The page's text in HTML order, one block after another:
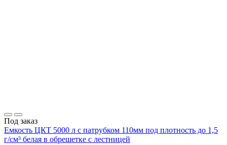
Под заказ
Емкость ЦКТ 5000 л с патрубком 110мм под плотность до 1,5
г/см³ белая в обрешетке с лестницей